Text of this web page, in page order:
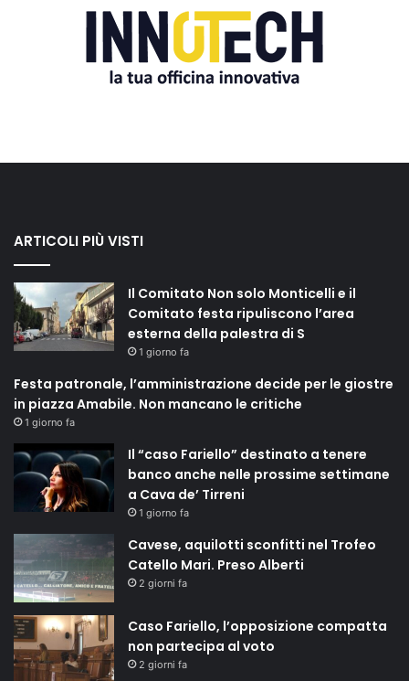
ARTICOLI PIÙ VISTI
Il Comitato Non solo Monticelli e il
Comitato festa ripuliscono l’area
esterna della palestra di S
1 giorno fa
Festa patronale, l’amministrazione decide per le giostre
in piazza Amabile. Non mancano le critiche
1 giorno fa
Il “caso Fariello” destinato a tenere
banco anche nelle prossime settimane
a Cava de’ Tirreni
1 giorno fa
Cavese, aquilotti sconfitti nel Trofeo
Catello Mari. Preso Alberti
2 giorni fa
Caso Fariello, l’opposizione compatta
non partecipa al voto
2 giorni fa